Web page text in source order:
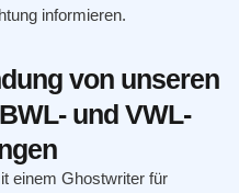
informieren.
von unseren
und VWL-
einem Ghostwriter für